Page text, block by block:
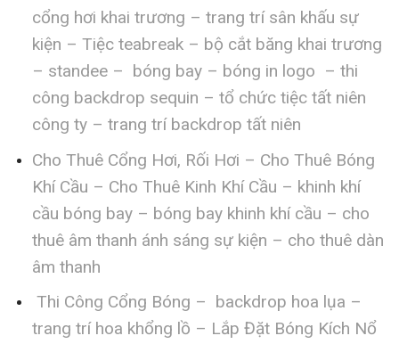
cổng hơi khai trương – trang trí sân khấu sự
kiện – Tiệc teabreak – bộ cắt băng khai trương
– standee – bóng bay – bóng in logo – thi
công backdrop sequin – tổ chức tiệc tất niên
công ty – trang trí backdrop tất niên
Cho Thuê Cổng Hơi, Rối Hơi – Cho Thuê Bóng
Khí Cầu – Cho Thuê Kinh Khí Cầu – khinh khí
cầu bóng bay – bóng bay khinh khí cầu – cho
thuê âm thanh ánh sáng sự kiện – cho thuê dàn
âm thanh
Thi Công Cổng Bóng – backdrop hoa lụa –
trang trí hoa khổng lồ – Lắp Đặt Bóng Kích Nổ